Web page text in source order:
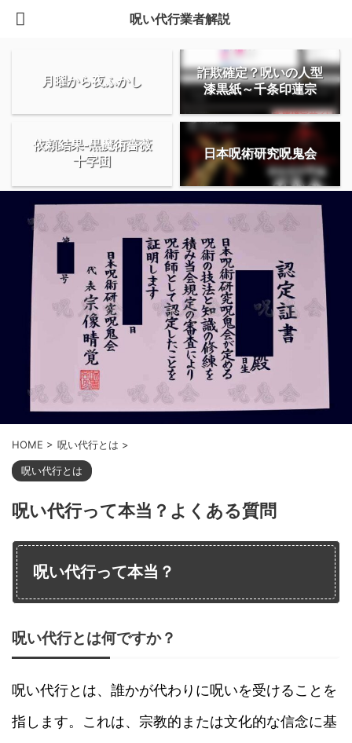
呪い代行業者解説
月曜から夜ふかし
詐欺確定？呪いの人型
漆黒紙～千条印蓮宗
依頼結果-黒魔術薔薇
十字団
日本呪術研究呪鬼会
HOME > 呪い代行とは >
呪い代行とは
呪い代行って本当？よくある質問
呪い代行って本当？
呪い代行とは何ですか？
呪い代行とは、誰かが代わりに呪いを受けることを
指します。これは、宗教的または文化的な信念に基